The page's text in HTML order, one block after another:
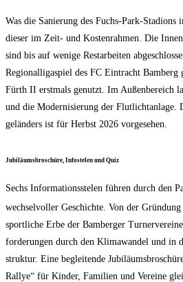
Was die Sanie­rung des Fuchs-Park-
die­ser im Zeit- und Kos­ten­rah­men. Die
sind bis auf weni­ge Rest­ar­bei­ten
Regio­nal­li­ga­spiel des FC Ein­tracht Bam­berg
Fürth II erst­mals genutzt. Im Außen­be­reich
und die Moder­ni­sie­rung der Flut­licht­an­la­ge.
ge­län­ders ist für Herbst 2026 vorgesehen.
Jubi­lä­ums­bro­schü­re, Info­s­te­len und Quiz
Sechs Infor­ma­ti­ons­ste­len füh­ren durch den
wech­sel­vol­ler Geschich­te. Von der
sport­li­che Erbe der Bam­ber­ger
for­de­run­gen durch den Kli­ma­wan­del und in
struk­tur. Eine beglei­ten­de
Ral­lye“ für Kin­der, Fami­li­en und Ver­ei­ne